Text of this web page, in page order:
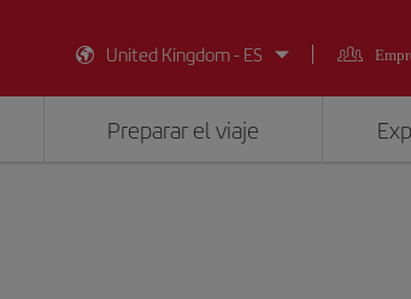
United Kingdom - ES
Preparar el viaje